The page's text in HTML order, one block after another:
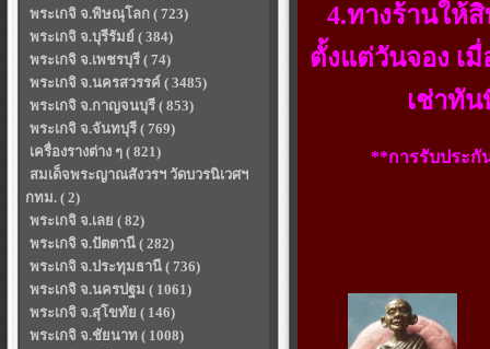
พระเกจิ จ.พิษณุโลก ( 723)
พระเกจิ จ.บุรีรัมย์ ( 384)
พระเกจิ จ.เพชรบุรี ( 74)
พระเกจิ จ.นครสวรรค์ ( 3485)
พระเกจิ จ.กาญจนบุรี ( 853)
พระเกจิ จ.จันทบุรี ( 769)
เครื่องรางต่าง ๆ ( 821)
สมเด็จพระญาณสังวรฯ วัดบวรนิเวศฯ
กทม. ( 2)
พระเกจิ จ.เลย ( 82)
พระเกจิ จ.ปัตตานี ( 282)
พระเกจิ จ.ประทุมธานี ( 736)
พระเกจิ จ.นครปฐม ( 1061)
พระเกจิ จ.สุโขทัย ( 146)
พระเกจิ จ.ชัยนาท ( 1008)
4.ทางร้านให้
ตั้งแต่วันจอง เ
เช่าทั
**การรับประกั